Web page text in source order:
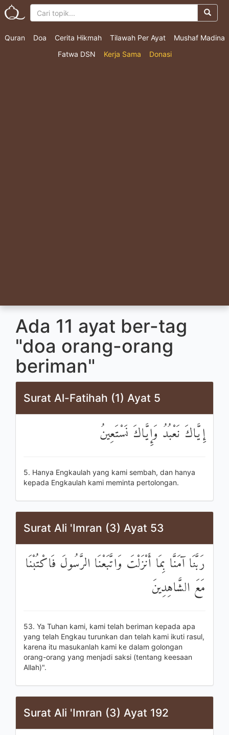
Quran Doa Cerita Hikmah Tilawah Per Ayat
Mushaf Madina
Fatwa DSN
Kerja Sama Donasi
Ada 11 ayat ber-tag
"doa orang-orang
beriman"
Surat Al-Fatihah (1) Ayat 5
إِيَّاكَ نَعْبُدُ وَإِيَّاكَ نَسْتَعِينُ
5. Hanya Engkaulah yang kami sembah, dan hanya
kepada Engkaulah kami meminta pertolongan.
Surat Ali 'Imran (3) Ayat 53
رَبَّنَا آمَنَّا بِمَا أَنْزَلْتَ وَاتَّبَعْنَا الرَّسُولَ فَاكْتُبْنَا
مَعَ الشَّاهِدِينَ
53. Ya Tuhan kami, kami telah beriman kepada apa
yang telah Engkau turunkan dan telah kami ikuti rasul,
karena itu masukanlah kami ke dalam golongan
orang-orang yang menjadi saksi (tentang keesaan
Allah)".
Surat Ali 'Imran (3) Ayat 192